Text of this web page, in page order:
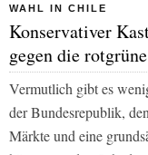
WAHL IN CHILE
Konservativer
gegen die
Vermutlich gibt es
der Bundesrepublik,
Märkte und eine